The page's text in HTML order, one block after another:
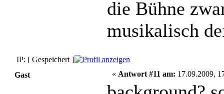
die Bühne
musikalisch
IP: [ Gespeichert ]
Gast
« Antwort #11 am: 17.09.2009,